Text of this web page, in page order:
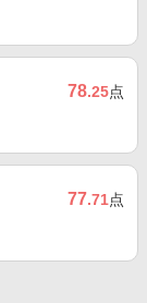
78.25点
77.71点